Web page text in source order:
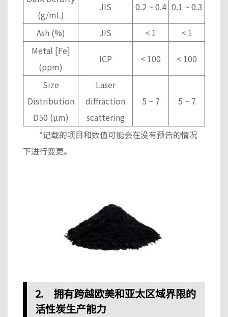
(g/mL)
JIS 0.2 ~ 0.4 0.1 ~ 0.3
Ash (%) JIS < 1
< 1
Metal [Fe]
(ppm)
ICP < 100 < 100
Size
Distribution
D50 (µm)
Laser
diffraction
scattering
5 ~ 7 5 ~ 7
*记载的项目和数值可能会在没有预告的情况
下进行变更。
2. 拥有跨越欧美和亚太区域界限的
活性炭生产能力